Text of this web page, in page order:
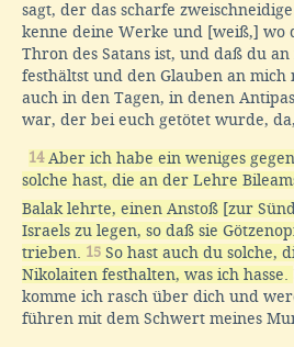
sagt, der das scharfe
kenne deine Werke und [weiß,] wo
Thron des Satans ist, und daß du
festhältst und den Glauben an mich
auch in den Tagen, in denen
war, der bei euch getötet wurde,
14Aber ich habe ein weniges
solche hast, die an der Lehre
Balak lehrte, einen Anstoß [zur
Israels zu legen, so daß sie
trieben. 15 So hast auch du solche,
Nikolaiten festhalten, was ich hasse.
komme ich rasch über dich und
führen mit dem Schwert meines